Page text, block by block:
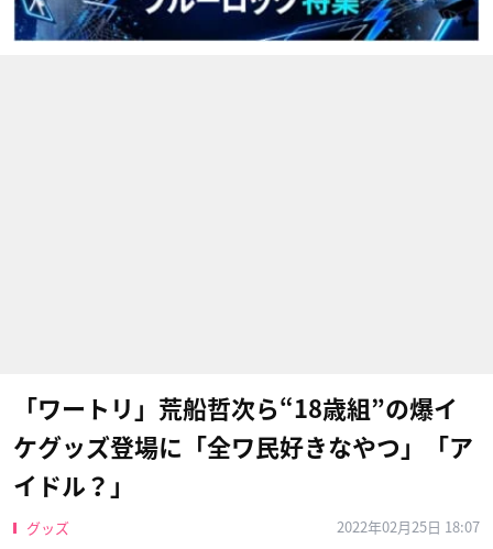
「ワートリ」荒船哲次ら“18歳組”の爆イ
ケグッズ登場に「全ワ民好きなやつ」「ア
イドル？」
グッズ 2022年02月25日 18:07